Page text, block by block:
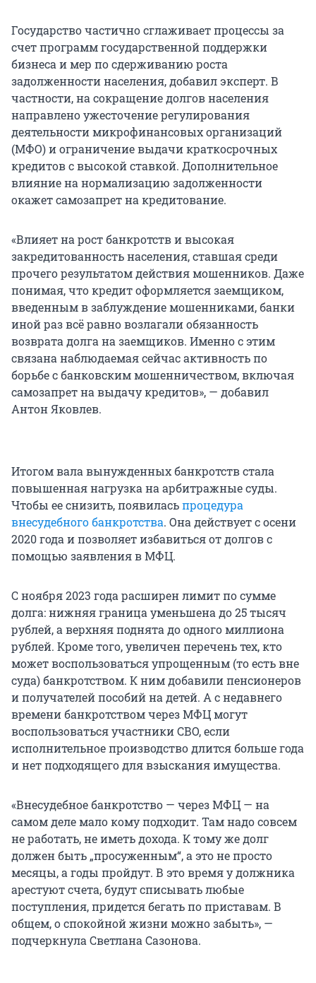
Государство частично сглаживает процессы за
счет программ государственной поддержки
бизнеса и мер по сдерживанию роста
задолженности населения, добавил эксперт. В
частности, на сокращение долгов населения
направлено ужесточение регулирования
деятельности микрофинансовых организаций
(МФО) и ограничение выдачи краткосрочных
кредитов с высокой ставкой. Дополнительное
влияние на нормализацию задолженности
окажет самозапрет на кредитование.
«Влияет на рост банкротств и высокая
закредитованность населения, ставшая среди
прочего результатом действия мошенников. Даже
понимая, что кредит оформляется заемщиком,
введенным в заблуждение мошенниками, банки
иной раз всё равно возлагали обязанность
возврата долга на заемщиков. Именно с этим
связана наблюдаемая сейчас активность по
борьбе с банковским мошенничеством, включая
самозапрет на выдачу кредитов», — добавил
Антон Яковлев.
Итогом вала вынужденных банкротств стала
повышенная нагрузка на арбитражные суды.
Чтобы ее снизить, появиласьпроцедура
внесудебного банкротства. Она действует с осени
2020 года и позволяет избавиться от долгов с
помощью заявления в МФЦ.
С ноября 2023 года расширен лимит по сумме
долга: нижняя граница уменьшена до 25 тысяч
рублей, а верхняя поднята до одного миллиона
рублей. Кроме того, увеличен перечень тех, кто
может воспользоваться упрощенным (то есть вне
суда) банкротством. К ним добавили пенсионеров
и получателей пособий на детей. А с недавнего
времени банкротством через МФЦ могут
воспользоваться участники СВО, если
исполнительное производство длится больше года
и нет подходящего для взыскания имущества.
«Внесудебное банкротство — через МФЦ — на
самом деле мало кому подходит. Там надо совсем
не работать, не иметь дохода. К тому же долг
должен быть „просуженным“, а это не просто
месяцы, а годы пройдут. В это время у должника
арестуют счета, будут списывать любые
поступления, придется бегать по приставам. В
общем, о спокойной жизни можно забыть», —
подчеркнула Светлана Сазонова.